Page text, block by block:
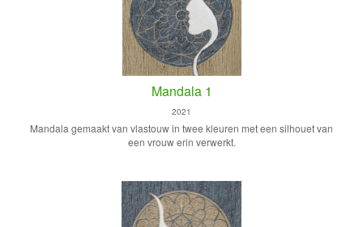
Mandala 1
2021
Mandala gemaakt van vlastouw in twee kleuren met een silhouet van
een vrouw erin verwerkt.